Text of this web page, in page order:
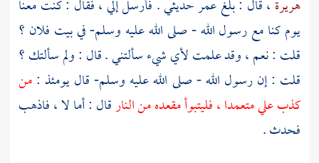
هريرة ، قال : بلغعمرحديثي . فأرسل إلي ، فقال : كنت معنا
يوم كنا مع رسول الله - صلى الله عليه وسلم- في بيت فلان ؟
قلت : نعم ، وقد علمت لأي شيء سألتني . قال : ولم سألتك ؟
قلت : إن رسول الله - صلى الله عليه وسلم- قال يومئذ :من
كذب علي متعمدا ، فليتبوأ مقعده من النارقال : أما لا ، فاذهب
فحدث .